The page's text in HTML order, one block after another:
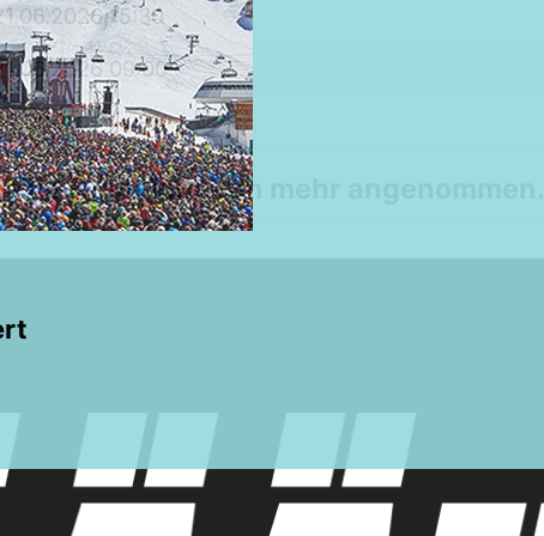
15:30
09:00
Anmeldungen mehr angenommen.